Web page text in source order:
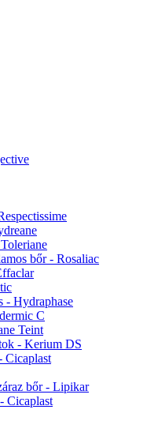
bőr - Rosaliac
- Hydraphase
C
Teint
- Kerium DS
Cicaplast
bőr - Lipikar
Cicaplast